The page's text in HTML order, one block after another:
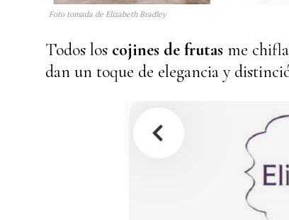
Foto tomada de Elizabeth Bradley
Todos los cojines de frutas me
dan un toque de elegancia y